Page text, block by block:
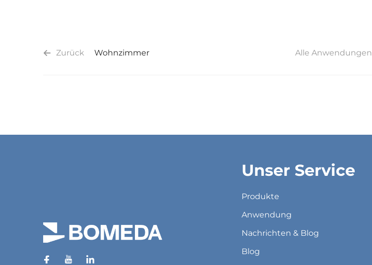
Zurück Wohnzimmer Alle Anwendungen
Unser Service
Produkte
Anwendung
Nachrichten & Blog
Blog